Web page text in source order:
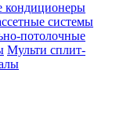
кондиционеры
системы
потолочные
Мульти сплит-